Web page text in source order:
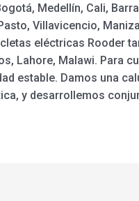
Medellín, Cali,
Villavicencio,
eléctricas Rooder
Lahore, Malawi. Para
estable. Damos una
y desarrollemos